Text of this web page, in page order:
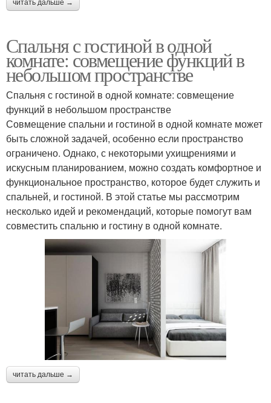
читать дальше →
Спальня с гостиной в одной
комнате: совмещение функций в
небольшом пространстве
Спальня с гостиной в одной комнате: совмещение
функций в небольшом пространстве
Совмещение спальни и гостиной в одной комнате может
быть сложной задачей, особенно если пространство
ограничено. Однако, с некоторыми ухищрениями и
искусным планированием, можно создать комфортное и
функциональное пространство, которое будет служить и
спальней, и гостиной. В этой статье мы рассмотрим
несколько идей и рекомендаций, которые помогут вам
совместить спальню и гостину в одной комнате.
читать дальше →